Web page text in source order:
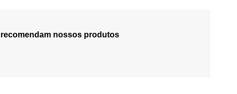
nossos produtos